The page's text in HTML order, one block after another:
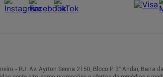
- RJ: Av. Ayrton Senna 2150, Bloco P 3° Andar, Barra